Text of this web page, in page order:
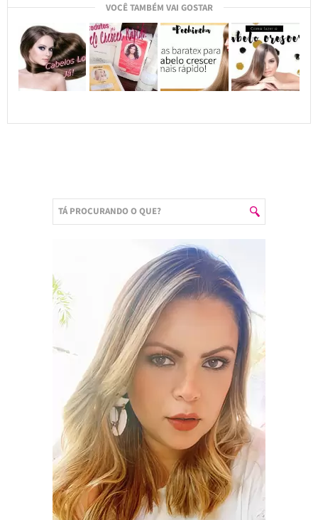
VOCÊ TAMBÉM VAI GOSTAR